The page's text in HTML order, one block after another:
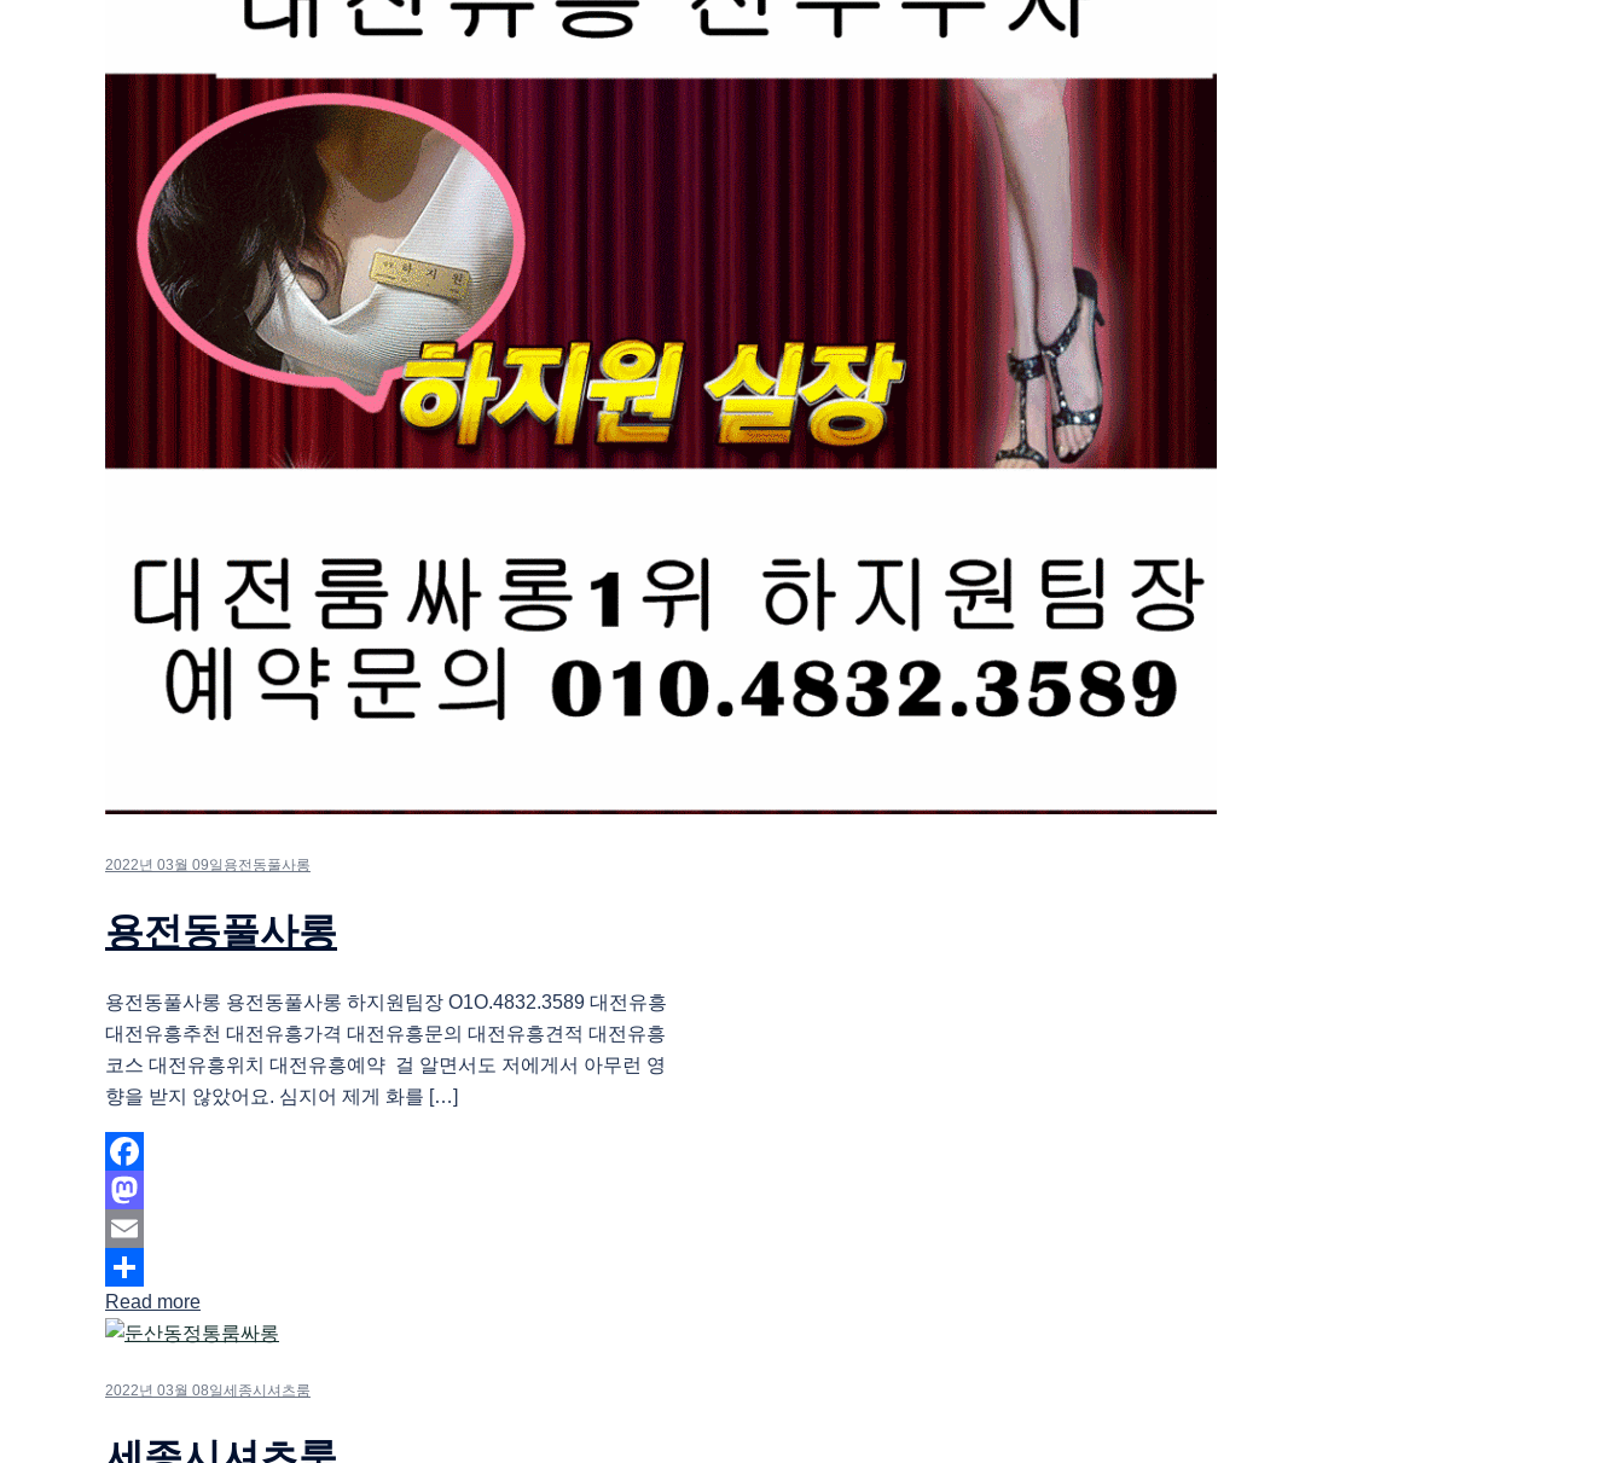
2022년 03월 09일 용전동풀사롱
용전동풀사롱
용전동풀사롱 용전동풀사롱 하지원팀장 O1O.4832.3589 대전유흥
대전유흥추천 대전유흥가격 대전유흥문의 대전유흥견적 대전유흥
코스 대전유흥위치 대전유흥예약 걸 알면서도 저에게서 아무런 영
향을 받지 않았어요. 심지어 제게 화를 […]
Facebook
Mastodon
Email
Share
Read more
2022년 03월 08일세종시셔츠룸